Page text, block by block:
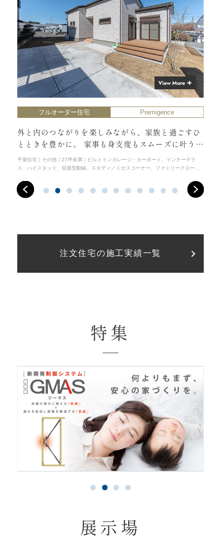
View More
フルオーダー住宅 Premigence
外と内のつながりを楽しみながら、家族と過ごすひ
とときを豊かに。 家事も身支度もスムーズに叶う、
心地よいお家。
平屋住宅 その他 27坪未満
ビルトインガレージ・カーポート、インナーテラ
ス、ハイスタッド、回遊型動線、スタディ／ミセスコーナー、ファミリークローゼ
注文住宅の施工実績一覧
特集
展示場